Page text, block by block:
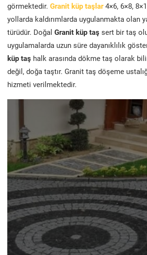
görmektedir. Granit küp taşlar 4×6, 6×8,
yollarda kaldırımlarda uygulanmakta olan
türüdür. Doğal Granit küp taş sert bir taş
uygulamalarda uzun süre dayanıklılık
küp taş halk arasında dökme taş olarak
değil, doğa taştır. Granit taş döşeme
hizmeti verilmektedir.